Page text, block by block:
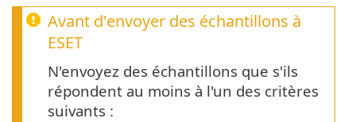
Avant d'envoyer des échantillons à
ESET
N'envoyez des échantillons que s'ils
répondent au moins à l'un des critères
suivants :